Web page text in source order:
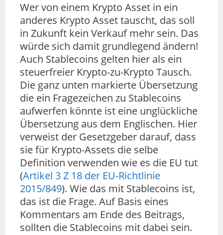
Wer von einem Krypto Asset in ein
anderes Krypto Asset tauscht, das soll
in Zukunft kein Verkauf mehr sein. Das
würde sich damit grundlegend ändern!
Auch Stablecoins gelten hier als ein
steuerfreier Krypto-zu-Krypto Tausch.
Die ganz unten markierte Übersetzung
die ein Fragezeichen zu Stablecoins
aufwerfen könnte ist eine unglückliche
Übersetzung aus dem Englischen. Hier
verweist der Gesetzgeber darauf, dass
sie für Krypto-Assets die selbe
Definition verwenden wie es die EU tut
(Artikel 3 Z 18 der EU-Richtlinie
2015/849). Wie das mit Stablecoins ist,
das ist die Frage. Auf Basis eines
Kommentars am Ende des Beitrags,
sollten die Stablecoins mit dabei sein.